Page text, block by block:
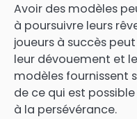
Avoir des modèles
à poursuivre leurs
joueurs à succès
leur dévouement et
modèles fournissent
de ce qui est
à la persévérance.